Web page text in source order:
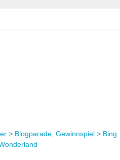
> Blogparade, Gewinnspiel > Bing